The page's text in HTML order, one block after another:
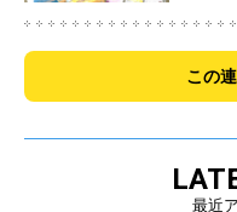
この
最近